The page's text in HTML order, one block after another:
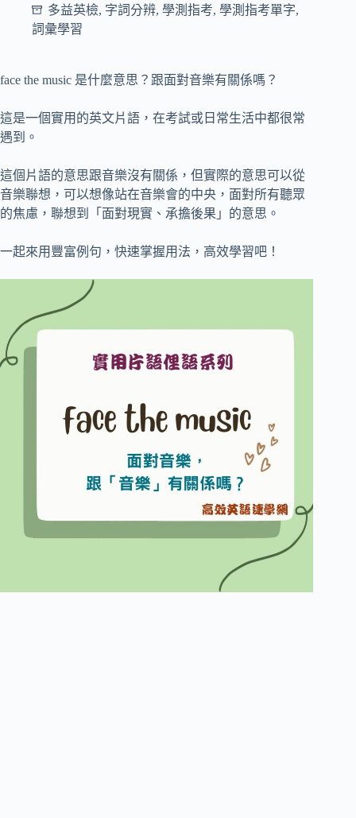
多益英檢, 字詞分辨, 學測指考, 學測指考單字,
詞彙學習
face the music 是什麼意思？跟面對音樂有關係嗎？
這是一個實用的英文片語，在考試或日常生活中都很常
遇到。
這個片語的意思跟音樂沒有關係，但實際的意思可以從
音樂聯想，可以想像站在音樂會的中央，面對所有聽眾
的焦慮，聯想到「面對現實、承擔後果」的意思。
一起來用豐富例句，快速掌握用法，高效學習吧！